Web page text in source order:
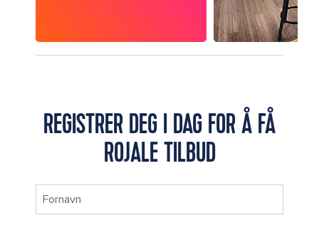
REGISTRER DEG I DAG FOR Å FÅ
ROJALE TILBUD